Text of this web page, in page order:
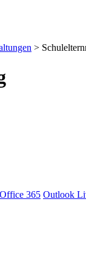
>
Office 365 Outlook